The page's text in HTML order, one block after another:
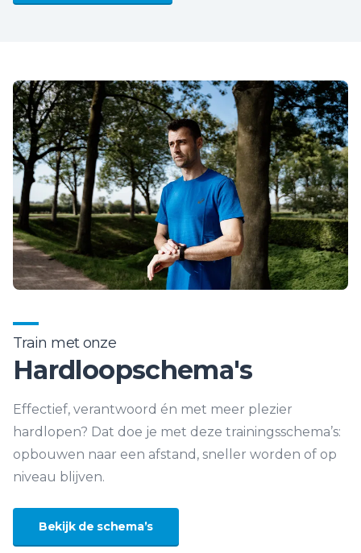
Train met onze
Hardloopschema's
Effectief, verantwoord én met meer plezier
hardlopen? Dat doe je met deze trainingsschema’s:
opbouwen naar een afstand, sneller worden of op
niveau blijven.
Bekijk de schema’s